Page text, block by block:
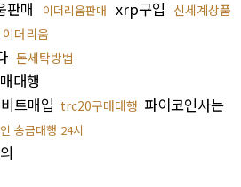
판매 이더리움판매 xrp구입 신세계상품
이더리움
돈세탁방법
대행
비트매입 trc20구매대행 파이코인사는
송금대행 24시